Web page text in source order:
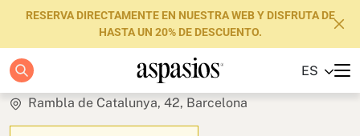
RESERVA DIRECTAMENTE EN NUESTRA WEB Y DISFRUTA DE
HASTA UN 20% DE DESCUENTO.
ES
Apartamentos
Boutique Hotels
Summum
Rambla de Catalunya, 42, Barcelona